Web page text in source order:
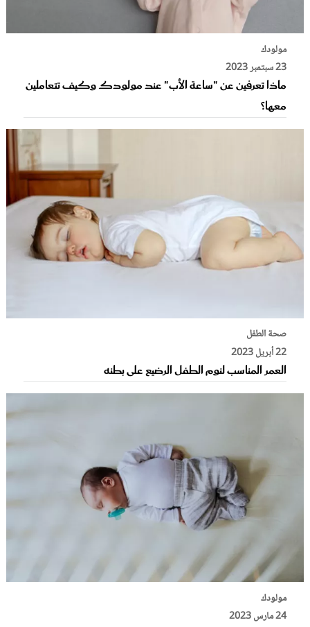
مولودك
23 سبتمبر 2023
ماذا تعرفين عن "ساعة الأب" عند مولودك وكيف تتعاملين
معها؟
صحة الطفل
22 أبريل 2023
العمر المناسب لنوم الطفل الرضيع على بطنه
مولودك
24 مارس 2023